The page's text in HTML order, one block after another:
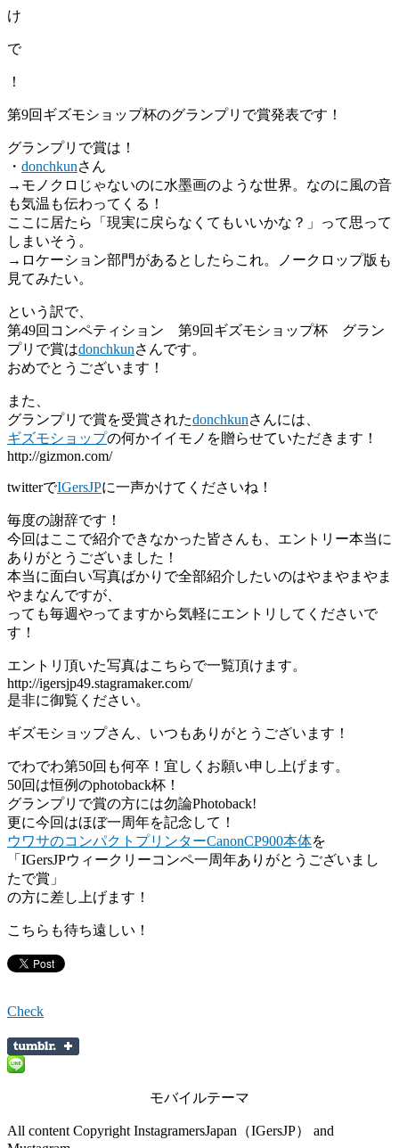
け
で
！
第9回ギズモショップ杯のグランプリで賞発表です！
グランプリで賞は！
・ donchkunさん
→モノクロじゃないのに水墨画のような世界。なのに風の音
も気温も伝わってくる！
ここに居たら「現実に戻らなくてもいいかな？」って思って
しまいそう。
→ロケーション部門があるとしたらこれ。ノークロップ版も
見てみたい。
という訳で、
第49回コンペティション 第9回ギズモショップ杯 グラン
プリで賞はdonchkunさんです。
おめでとうございます！
また、
グランプリで賞を受賞されたdonchkunさんには、
ギズモショップの何かイイモノを贈らせていただきます！
http://gizmon.com/
twitterでIGersJPに一声かけてくださいね！
毎度の謝辞です！
今回はここで紹介できなかった皆さんも、エントリー本当に
ありがとうございました！
本当に面白い写真ばかりで全部紹介したいのはやまやまやま
やまなんですが、
っても毎週やってますから気軽にエントリしてくださいで
す！
エントリ頂いた写真はこちらで一覧頂けます。
http://igersjp49.stagramaker.com/
是非に御覧ください。
ギズモショップさん、いつもありがとうございます！
でわでわ第50回も何卒！宜しくお願い申し上げます。
50回は恒例のphotoback杯！
グランプリで賞の方には勿論Photoback!
更に今回はほぼ一周年を記念して！
ウワサのコンパクトプリンターCanonCP900本体を
「IGersJPウィークリーコンペ一周年ありがとうございまし
たで賞」
の方に差し上げます！
こちらも待ち遠しい！
Check
モバイルテーマ
All content Copyright InstagramersJapan（IGersJP） and